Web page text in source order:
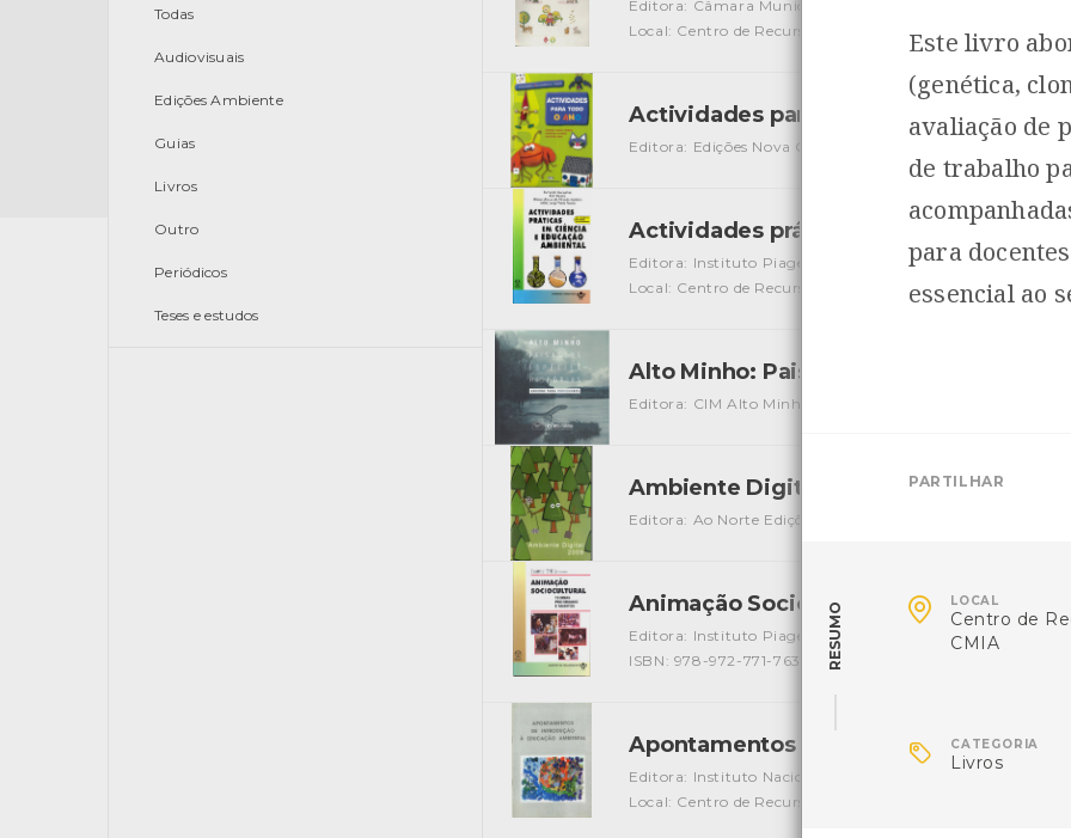
Todas
Audiovisuais
Edições Ambiente
Guias
Livros
Outro
Periódicos
Teses e estudos
Editora: Câmara Municipal de Viana do Castelo
Local: Centro de Recursos do CMIA
Actividades para todo o Ano [Livros]
Editora: Edições Nova Gaia
Autor: ABC Fleurus Local:
Actividades práticas em ciências e
Editora: Instituto Piaget
Autor: Fernando Gonçalves,
Local: Centro de Recursos do CMIA
ISBN: 978-972-771-
Alto Minho: Paisagens e Espécies
Editora: CIM Alto Minho
Ambiente Digital 2009
[Audiovisuais]
Editora: Ao Norte Edições
Animação Sociocultural
[Livros]
Editora: Instituto Piaget
Autor: Jaume Trilla (Coord.)
ISBN: 978-972-771-763-2
Apontamentos de Introdução à
Editora: Instituto Nacional do Ambiente
Local: Centro de Recursos do CMIA
Este livro
(genética,
avaliação de
de trabalho
para
essencial ao
PARTILHAR
RESUMO  LOCAL
Centro de
CMIA
 CATEGORIA
Livros